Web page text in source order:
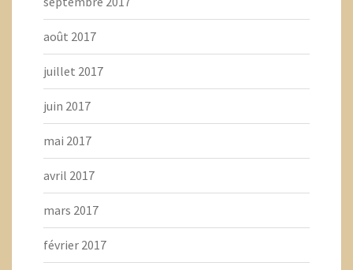
août 2017
juillet 2017
juin 2017
mai 2017
avril 2017
mars 2017
février 2017